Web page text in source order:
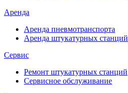
Аренда
Аренда пневмотранспорта
Аренда штукатурных станций
Сервис
Ремонт штукатурных станций
Сервисное обслуживание